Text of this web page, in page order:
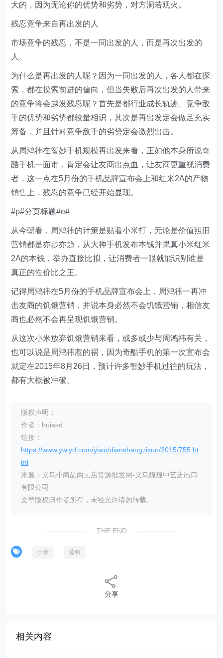
大的，因为无论你的优势和劣势，对方洞若观火。
残忍竞争来自再出发的人
市场竞争的残忍，不是一同出发的人，而是再次出发的
人。
为什么是再出发的人呢？因为一同出发的人，各人都在探
索，都在摸索前进的偏向，但当失败后再次出发的人带来
的竞争将会越发残忍呢？首先是都行业成长轨迹、竞争敌
手的优势和劣势都较量相识，其次是再出发定会做足充实
筹备，并且针对竞争敌手的劣势定会激烈出击。
从周鸿祎在智妙手机规模再出发来看，正如他本身所说奇
酷手机一面市，肯定会让友商出点血，让友商更重视消费
者，这一点在5月份的手机品牌宣布会上和红米2A的产物
销售上，残忍的竞争已经开始显现。
#p#分页标题#e#
从今朝看，周鸿祎的计策是贴着小米打，无论是价值照旧
营销都是亦步亦趋，从大神手机发布本钱并果真小米红米
2A的本钱，举办直接比拟，让消费者一眼就能识别谁是
真正的性价比之王。
记得周鸿祎在5月份的手机品牌宣布会上，周鸿祎一再冲
击友商的饥饿营销，并说本身必然不会饥饿营销，相信友
商也必然不会再呈现饥饿营销。
从这次小米放弃饥饿营销来看，或多或少与周鸿祎有关，
也可以说是周鸿祎惹的祸，因为奇酷手机的第一次宣布会
就定在2015年8月26日，预计许多智妙手机过往的玩法，
都有大概被冲破。
版权声明：
作者：huiasd
链接：
https://www.ywlyd.com/yiwu/dianshangzixun/2015/755.ht
ml
来源：义乌小商品两元店货源批发网-义乌巍巍中艺进出口
有限公司
文章版权归作者所有，未经允许请勿转载。
THE END
小米 营销
分享
相关内容